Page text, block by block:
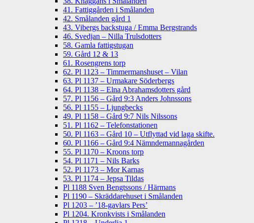
41. Fattiggården i Smålanden
42. Smålanden gård 1
43. Vibergs backstuga / Emma Bergstrands
46. Svedjan – Nilla Trulsdotters
58. Gamla fattigstugan
59. Gård 12 & 13
61. Rosengrens torp
62. Pl 1123 – Timmermanshuset – Vilan
63. Pl 1137 – Urmakare Söderbergs
64. Pl 1138 – Elna Abrahamsdotters gård
57. Pl 1156 – Gård 9:3 Anders Johnssons
56. Pl 1155 – Ljungbecks
49. Pl 1158 – Gård 9:7 Nils Nilssons
51. Pl 1162 – Telefonstationen
50. Pl 1163 – Gård 10 – Utflyttad vid laga skifte.
60. Pl 1166 – Gård 9:4 Nämndemannagården
55. Pl 1170 – Kroons torp
54. Pl 1171 – Nils Barks
52. Pl 1173 – Mor Karnas
53. Pl 1174 – Jepsa Tildas
Pl 1188 Sven Bengtssons / Härmans
Pl 1190 – Skräddarehuset i Smålanden
Pl 1203 – ’18-gavlars Pers’
Pl 1204. Kronkvists i Smålanden